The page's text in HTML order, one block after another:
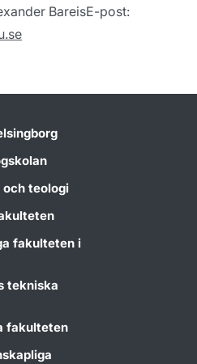
BareisE-post:
och teologi
fakulteten i
tekniska
fakulteten